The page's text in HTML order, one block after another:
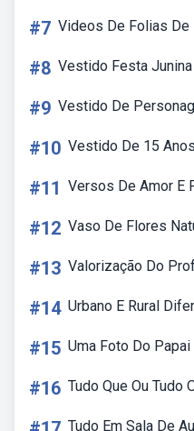
#7 Videos De Folias De
#8 Vestido Festa
#9 Vestido De
#10 Vestido De 15
#11 Versos De Amor E
#12 Vaso De Flores
#13 Valorização Do
#14 Urbano E Rural
#15 Uma Foto Do
#16 Tudo Que Ou Tudo
Tudo Em Sala De